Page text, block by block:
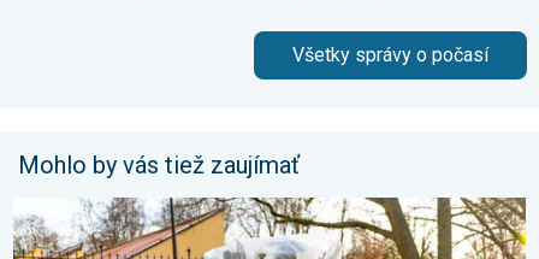
Všetky správy o počasí
Mohlo by vás tiež zaujímať
Ako účinne ochrániť úrodu pred mrazmi?. Najväčší jarný